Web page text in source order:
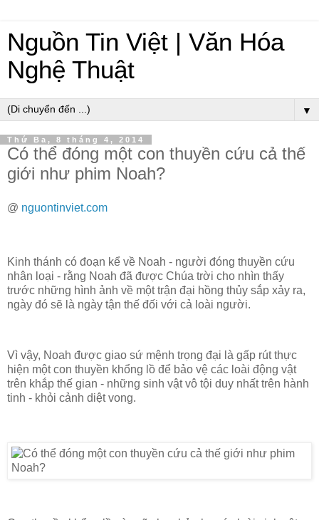
Nguồn Tin Việt | Văn Hóa
Nghệ Thuật
▼
Thứ Ba, 8 tháng 4, 2014
Có thể đóng một con thuyền cứu cả thế
giới như phim Noah?
@ nguontinviet.com
Kinh thánh có đoạn kể về Noah - người đóng thuyền cứu
nhân loại - rằng Noah đã được Chúa trời cho nhìn thấy
trước những hình ảnh về một trận đại hồng thủy sắp xảy ra,
ngày đó sẽ là ngày tận thế đối với cả loài người.
Vì vậy, Noah được giao sứ mệnh trọng đại là gấp rút thực
hiện một con thuyền khổng lồ để bảo vệ các loài động vật
trên khắp thế gian - những sinh vật vô tội duy nhất trên hành
tinh - khỏi cảnh diệt vong.